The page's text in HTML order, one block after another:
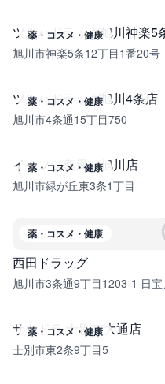
薬・コスメ・健康
ツルハドラッグ旭川神楽5
旭川市神楽5条12丁目1番20号
薬・コスメ・健康
ツルハドラッグ旭川4条店
旭川市4条通15丁目750
薬・コスメ・健康
イチフジ薬局 旭川店
旭川市緑が丘東3条1丁目
薬・コスメ・健康
西田ドラッグ
旭川市3条通9丁目1203-1 日
薬・コスメ・健康
サツドラ 士別南大通店
士別市東2条9丁目5